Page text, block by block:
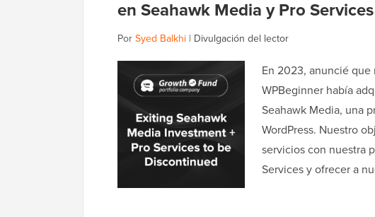
en Seahawk Media y Pro
PorSyed Balkhi | Divulgación del lector
En 2023, anuncié
WPBeginner había
Seahawk Media, una
WordPress. Nuestro
servicios con nuestra
Services y ofrecer a